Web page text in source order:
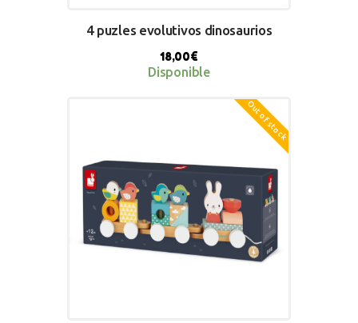
4 puzles evolutivos dinosaurios
18,00€
Disponible
Out of stock